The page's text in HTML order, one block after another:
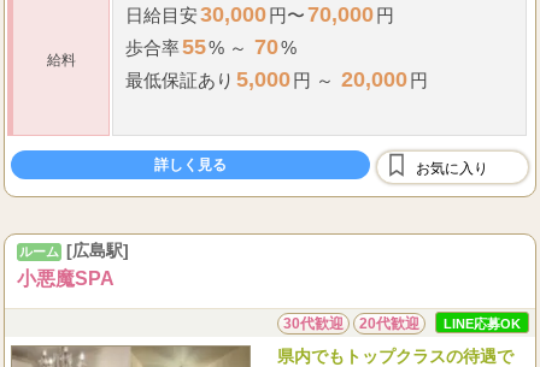
給料
日給目安30,000円〜70,000円
歩合率55% ～ 70%
最低保証あり 5,000円 ～ 20,000円
▼90分7,000円
指名料1,000
オプション2,000円
...
詳しく見る お気に入り
ルーム [広島駅]
小悪魔SPA
30代歓迎 20代歓迎 LINE応募OK
県内でもトップクラスの待遇で